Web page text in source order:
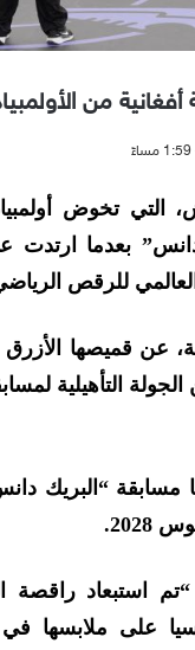
من
التي تخوض
بعدما ارتدت
العالمي للرقص
الجمعة، عن قميصها
الجولة التأهيلية
مسابقة “البريك
“تم استبعاد